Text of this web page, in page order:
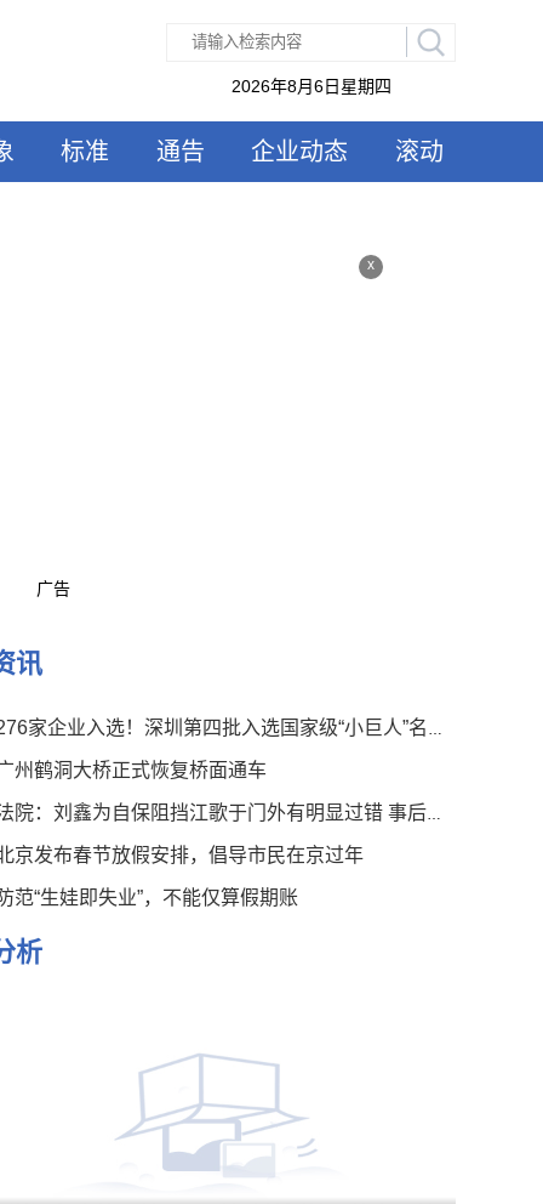
2026年8月6日星期四
标准 通告 企业动态 滚动
x
广告
讯
家企业入选！深圳第四批入选国家级“小巨人”名单公布
州鹤洞大桥正式恢复桥面通车
院：刘鑫为自保阻挡江歌于门外有明显过错 事后言论有违伦常
京发布春节放假安排，倡导市民在京过年
范“生娃即失业”，不能仅算假期账
析